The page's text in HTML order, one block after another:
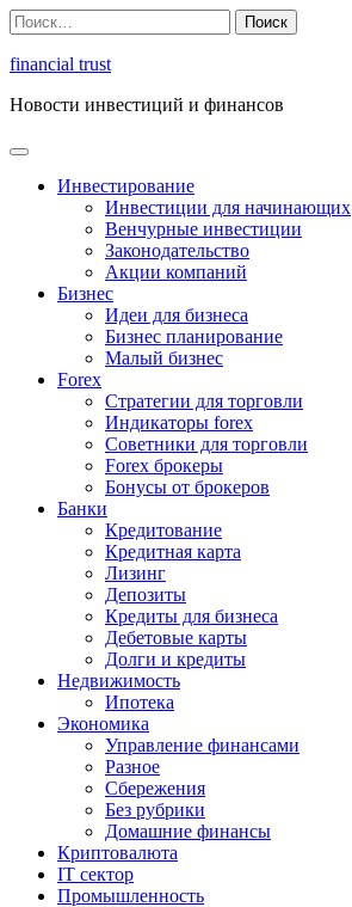
Перейти
к
содержимому
Найти:
financial trust
Новости инвестиций и финансов
Инвестирование
Инвестиции для начинающих
Венчурные инвестиции
Законодательство
Акции компаний
Бизнес
Идеи для бизнеса
Бизнес планирование
Малый бизнес
Forex
Стратегии для торговли
Индикаторы forex
Советники для торговли
Forex брокеры
Бонусы от брокеров
Банки
Кредитование
Кредитная карта
Лизинг
Депозиты
Кредиты для бизнеса
Дебетовые карты
Долги и кредиты
Недвижимость
Ипотека
Экономика
Управление финансами
Разное
Сбережения
Без рубрики
Домашние финансы
Криптовалюта
IT сектор
Промышленность